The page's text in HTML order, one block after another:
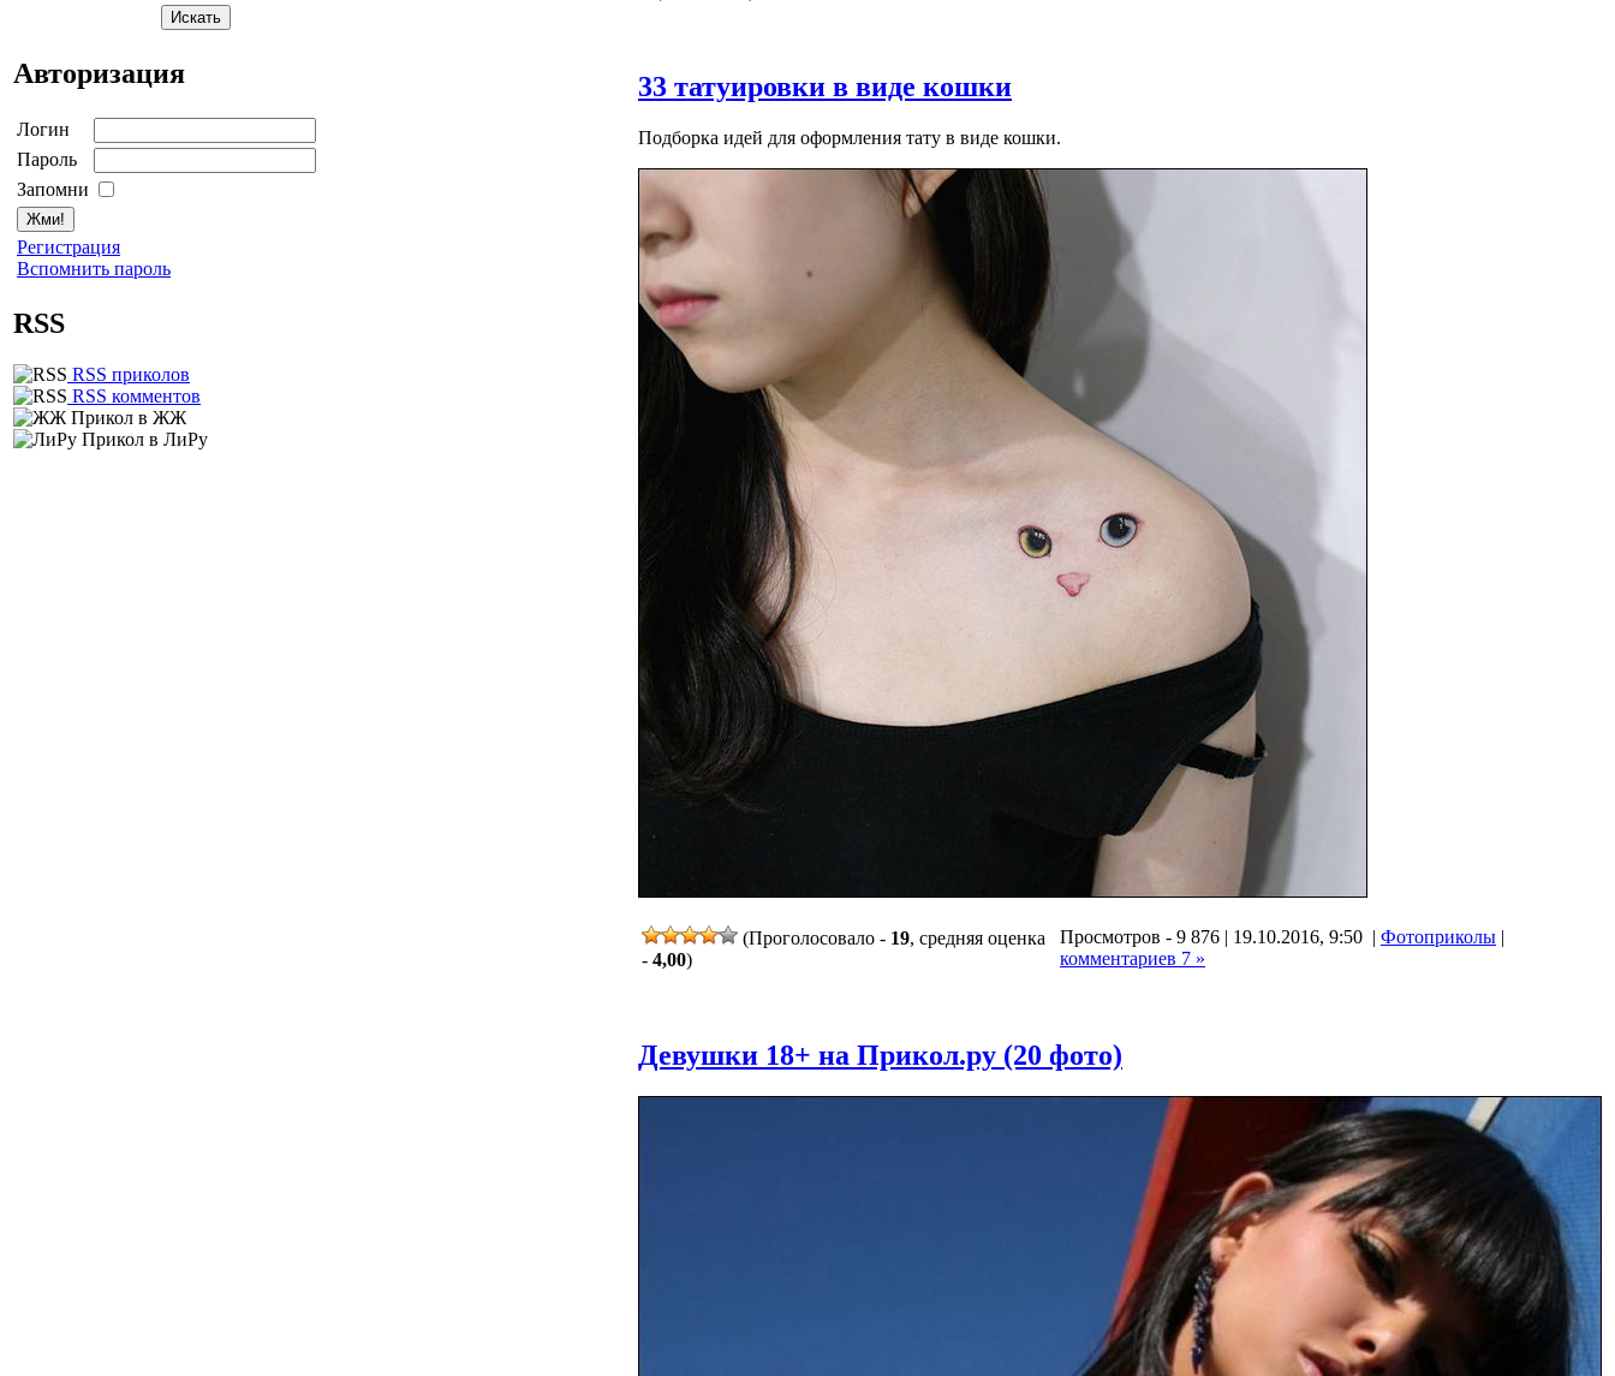
Авторизация
Логин
Пароль
Запомни
Регистрация
Вспомнить пароль
RSS
RSS приколов
RSS комментов
Прикол в ЖЖ
Прикол в ЛиРу
33 татуировки в виде кошки
Подборка идей для оформления тату в виде кошки.
(Проголосовало - 19, средняя оценка
- 4,00)
Просмотров - 9 876 | 19.10.2016, 9:50 | Фотоприколы |
комментариев 7 »
Девушки 18+ на Прикол.ру (20 фото)